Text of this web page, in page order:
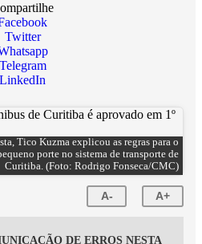
Twitter
Telegram
LinkedIn
Tico Kuzma explicou as regras para o
porte no sistema de transporte de
Curitiba. (Foto: Rodrigo Fonseca/CMC)
A- A+
DE ERROS NESTA